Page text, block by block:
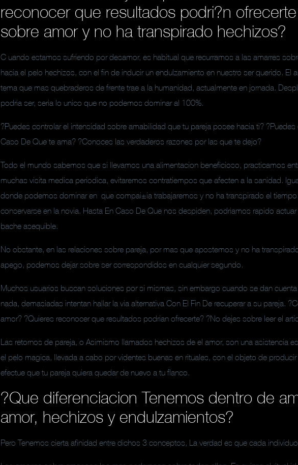
reconocer que resultados podri?n
sobre amor y no ha transpirado hechizos?
C uando estamos sufriendo por desamor, es habitual que recurramos a las amarres
hacia el pelo hechizos, con el fin de inducir un endulzamiento en nuestro ser querido. El
tema que mas quebraderos de frente trae a la humanidad, actualmente en jornada.
podri­a ser, seri­a lo unico que no podemos dominar al 100%.
?Puedes controlar el intensidad sobre amabilidad que tu pareja posee hacia ti?
Caso De Que te ama? ?Conoces las verdaderos razones por las que te dejo?
Todo el mundo sabemos que si llevamos una alimentacion beneficioso, practicamos
muchas visita medica periodica, evitaremos contratiempos que afecten a la sanidad.
donde podemos dominar en que compai±i­a trabajaremos y no ha transpirado el
conservarse en la novia. Hasta En Caso De Que nos despiden, podri­amos rapido
bache asequible.
No obstante, en las relaciones sobre pareja, por mas que apostemos y no ha
apego, podemos dejar sobre ser correspondidos en cualquier segundo.
Muchos usuarios buscan soluciones por si mismas, sin embargo cuando se dan
nada, demasiadas intentan hallar la via alternativa Con El Fin De recuperar a su pareja.
amor? ?Quieres reconocer que resultados podri­an ofrecerte? ?No dejes sobre leer el
Las retornos de pareja, o Asimismo llamados hechizos de el amor, son una asistencia
el pelo magica, llevada a cabo por videntes buenas en rituales, con el objeto de
efectue que tu pareja quiera quedar de nuevo a tu flanco.
?Que diferenciacion Tenemos dentro de
amor, hechizos y endulzamientos?
Pero Tenemos cierta afinidad entre dichos 3 conceptos, La verdad es que cada